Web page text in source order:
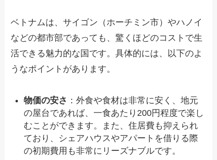
ベトナムは、サイゴン（ホーチミン市）やハノイ
などの都市部であっても、驚くほどのコストで生
活できる魅力的な国です。具体的には、以下のよ
うなポイントがあります。
物価の安さ ：外食や食材は非常に安く、地元
の屋台であれば、一食あたり200円程度で楽し
むことができます。また、住居費も抑えられ
ており、シェアハウスやアパートを借りる際
の初期費用も非常にリーズナブルです。